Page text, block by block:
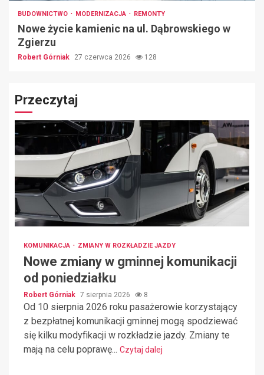
BUDOWNICTWO MODERNIZACJA REMONTY
Nowe życie kamienic na ul. Dąbrowskiego w
Zgierzu
Robert Górniak 27 czerwca 2026 128
Przeczytaj
KOMUNIKACJA ZMIANY W ROZKŁADZIE JAZDY
Nowe zmiany w gminnej komunikacji
od poniedziałku
Robert Górniak 7 sierpnia 2026 8
Od 10 sierpnia 2026 roku pasażerowie korzystający
z bezpłatnej komunikacji gminnej mogą spodziewać
się kilku modyfikacji w rozkładzie jazdy. Zmiany te
mają na celu poprawę... Czytaj dalej